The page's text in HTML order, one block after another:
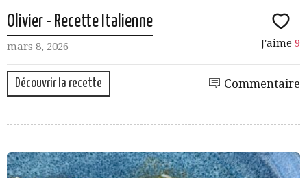
Olivier - Recette Italienne
mars 8, 2026 J'aime 9
Découvrir la recette Commentaire